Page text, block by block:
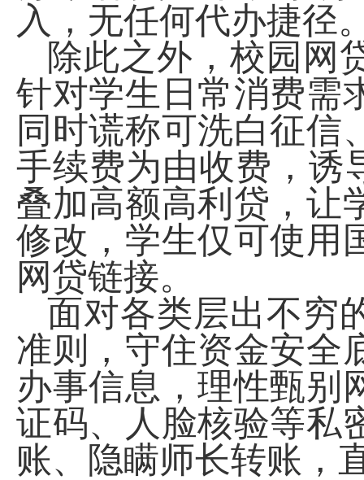
入，无任何代办捷径
除此之外，校园网
针对学生日常消费需
同时谎称可洗白征信
手续费为由收费，诱
叠加高额高利贷，让
修改，学生仅可使用
网贷链接。
面对各类层出不穷
准则，守住资金安全
办事信息，理性甄别
证码、人脸核验等私
账、隐瞒师长转账，